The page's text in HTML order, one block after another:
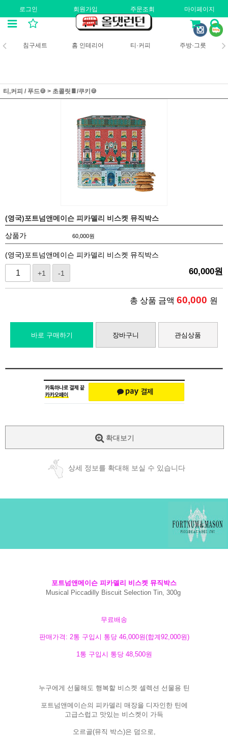
로그인 회원가입 주문조회 마이페이지
침구세트 홈 인테리어 티·커피 주방·그릇
티,커피 / 푸드🍪 > 초콜릿🍫/쿠키🍪
(영국)포트넘앤메이슨 피카델리 비스켓 뮤직박스
상품가 60,000원
(영국)포트넘앤메이슨 피카델리 비스켓 뮤직박스
+1 -1 60,000원
총 상품 금액 60,000 원
바로 구매하기 장바구니 관심상품
확대보기
상세 정보를 확대해 보실 수 있습니다
포트넘앤메이슨 피카델리 비스켓 뮤직박스
Musical Piccadilly Biscuit Selection Tin, 300g
무료배송
판매가격 : 2통 구입시 통당 46,000원(합계92,000원)
1통 구입시 통당 48,500원
누구에게 선물해도 행복할 비스켓 셀렉션 선물용 틴
포트넘앤메이슨의 피카델리 매장을 디자인한 틴에
고급스럽고 맛있는 비스켓이 가득
오르골(뮤직 박스)은 덤으로